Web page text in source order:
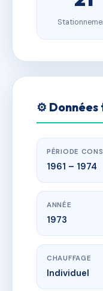
⚙️ Données
PÉRIODE
1961 – 1974
ANNÉE
1973
CHAUFFAGE
Individuel